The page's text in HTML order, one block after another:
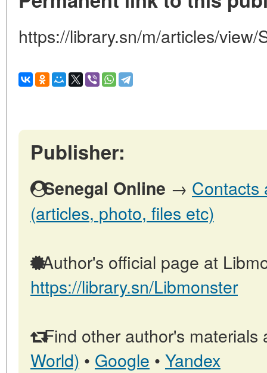
https://library.sn/m/articles/view/
Publisher:
Senegal Online → Contacts
(articles, photo, files etc)
Author's official page at
https://library.sn/Libmonster
Find other author's materials
World) • Google • Yandex